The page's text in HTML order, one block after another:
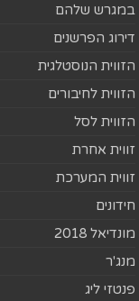
במגרש שלהם
דירוג הפרשנים
הזווית הנוסטלגית
הזווית לחיבורים
הזווית לסל
זווית אחרת
זווית המערכת
חידונים
מונדיאל 2018
מנג'ר
פנטזי ליג